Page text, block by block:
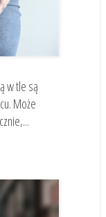
w tle są
Może